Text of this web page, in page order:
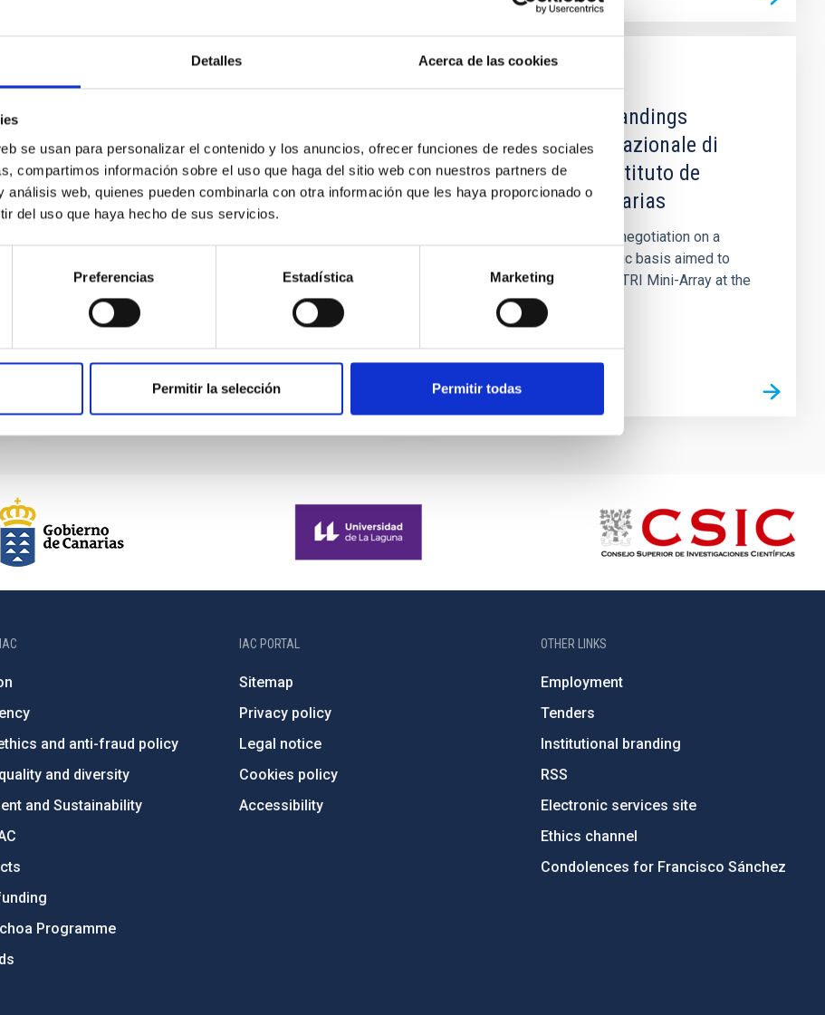
Detalles Acerca de las cookies
se usan para personalizar el contenido y los anuncios, ofrecer funciones de redes sociales
compartimos información sobre el uso que haga del sitio web con nuestros partners de
análisis web, quienes pueden combinarla con otra información que les haya proporcionado o
del uso que haya hecho de sus servicios.
Preferencias Estadística Marketing
Permitir la selección Permitir todas
AGREEMENT
Concerning provision of the
WEAVE Instrument for the William
Herschel Telescope
WEAVE para el telescopio William Herschel
(WHT) y los servicios relacionados...
Record of Understandings
between Istituto Nazionale di
Astrofisica and Instituto de
Astrofísica de Canarias
Agree to enter a detailed negotiation on a
technical and programmatic basis aimed to
install and operate the ASTRI Mini-Array at the
Observatorio delTeide in...
and anti-fraud policy
and diversity
and Sustainability
Programme
IAC PORTAL
Sitemap
Privacy policy
Legal notice
Cookies policy
Accessibility
OTHER LINKS
Employment
Tenders
Institutional branding
RSS
Electronic services site
Ethics channel
Condolences for Francisco Sánchez